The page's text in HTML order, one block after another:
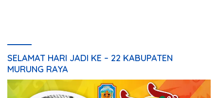
SELAMAT HARI JADI KE – 22 KABUPATEN
MURUNG RAYA